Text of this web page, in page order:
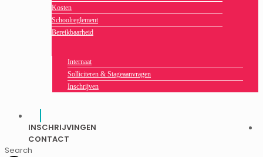
Kosten
Schoolreglement
Bereikbaarheid
Internaat
Solliciteren & Stageaanvragen
Inschrijven
INSCHRIJVINGEN
CONTACT
Search